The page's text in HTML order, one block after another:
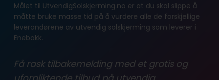
Målet til UtvendigSolskjerming.no er at du skal slippe å
måtte bruke masse tid på å vurdere alle de forskjellige
leverandørene av utvendig solskjerming som leverer i
Enebakk.
Få rask tilbakemelding med et gratis og